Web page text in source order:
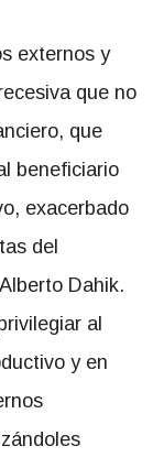
externos y
que no
que
beneficiario
exacerbado
del
Dahik.
al
y en